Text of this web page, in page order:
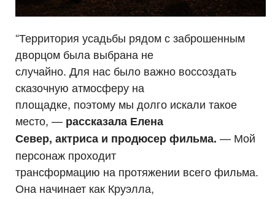
“Территория усадьбы рядом с заброшенным
дворцом была выбрана не
случайно. Для нас было важно воссоздать
сказочную атмосферу на
площадке, поэтому мы долго искали такое
место, — рассказала Елена
Север, актриса и продюсер фильма. — Мой
персонаж проходит
трансформацию на протяжении всего фильма.
Она начинает как Круэлла,